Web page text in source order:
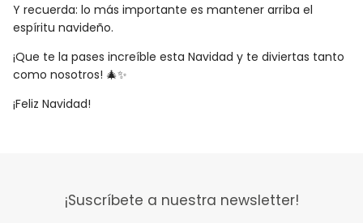
Y recuerda: lo más importante es mantener arriba el
espíritu navideño.
¡Que te la pases increíble esta Navidad y te diviertas tanto
como nosotros! 🎄✨
¡Feliz Navidad!
¡Suscríbete a nuestra newsletter!